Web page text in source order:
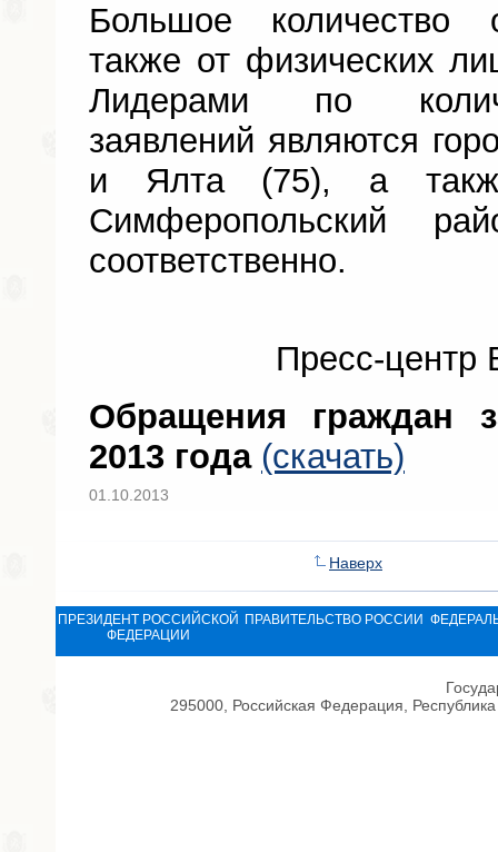
Большое количество
также от физических
Лидерами по
заявлений являются
и Ялта (75), а
соответственно.
Пресс-центр
Обращения граждан
2013 года (скачать)
01.10.2013
Наверх
ПРЕЗИДЕНТ РОССИЙСКОЙ
ФЕДЕРАЦИИ
ПРАВИТЕЛЬСТВО РОССИИ
295000, Российская Федерация,